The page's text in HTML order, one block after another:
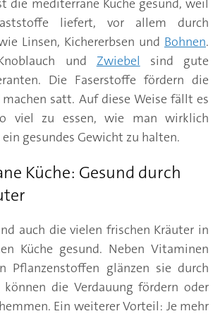
die mediterrane Küche gesund, weil
liefert, vor allem durch
Linsen, Kichererbsen und Bohnen.
und Zwiebel sind gute
Die Faserstoffe fördern die
satt. Auf diese Weise fällt es
viel zu essen, wie man wirklich
gesundes Gewicht zu halten.
Küche: Gesund durch
auch die vielen frischen Kräuter in
Küche gesund. Neben Vitaminen
Pflanzenstoffen glänzen sie durch
können die Verdauung fördern oder
Ein weiterer Vorteil: Je mehr